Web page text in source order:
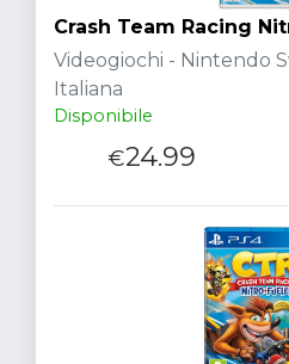
Crash Team Racing
Videogiochi - Nintendo
Italiana
Disponibile
€24.99